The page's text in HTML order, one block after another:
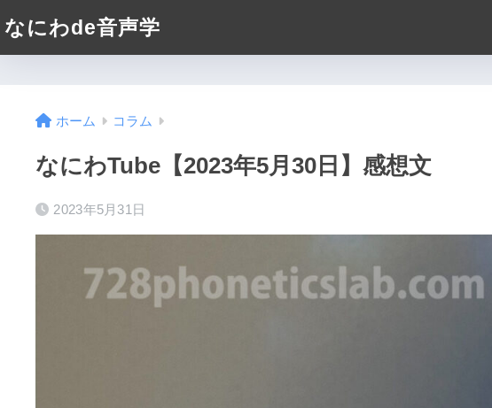
なにわde音声学
ホーム コラム
なにわTube【2023年5月30日】感想文
2023年5月31日